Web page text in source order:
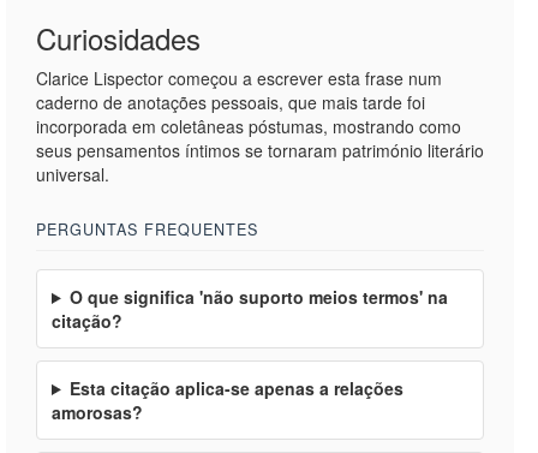
Curiosidades
Clarice Lispector começou a escrever esta frase num
caderno de anotações pessoais, que mais tarde foi
incorporada em coletâneas póstumas, mostrando como
seus pensamentos íntimos se tornaram património literário
universal.
PERGUNTAS FREQUENTES
O que significa 'não suporto meios termos' na
citação?
Esta citação aplica-se apenas a relações
amorosas?